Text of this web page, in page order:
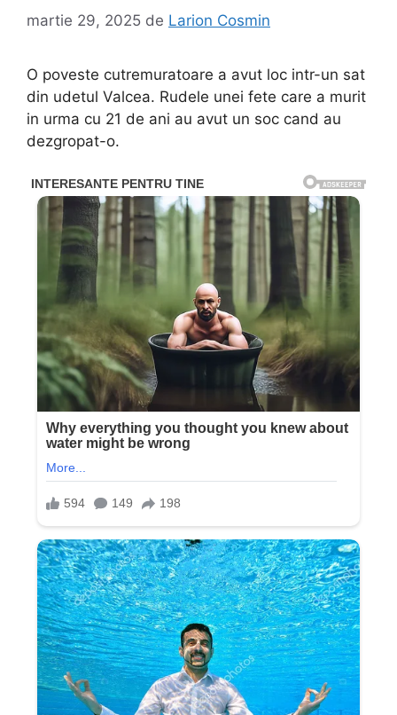
martie 29, 2025 de Larion Cosmin
O poveste cutremuratoare a avut loc intr-un sat
din udetul Valcea. Rudele unei fete care a murit
in urma cu 21 de ani au avut un soc cand au
dezgropat-o.